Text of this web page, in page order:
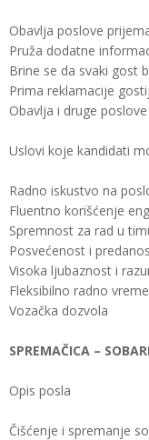
Obavlja poslove
Pruža dodatne
Brine se da svaki gost
Prima reklamacije
Obavlja i druge
Uslovi koje kandidati
Radno iskustvo na
Fluentno korišćenje
Spremnost za rad u
Posvećenost i
Visoka ljubaznost i
Fleksibilno radno
Vozačka dozvola
SPREMAČICA –
Opis posla
Čišćenje i spremanje